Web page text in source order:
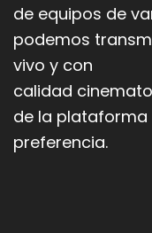
de equipos de
podemos
vivo y con
calidad
de la plataforma
preferencia.